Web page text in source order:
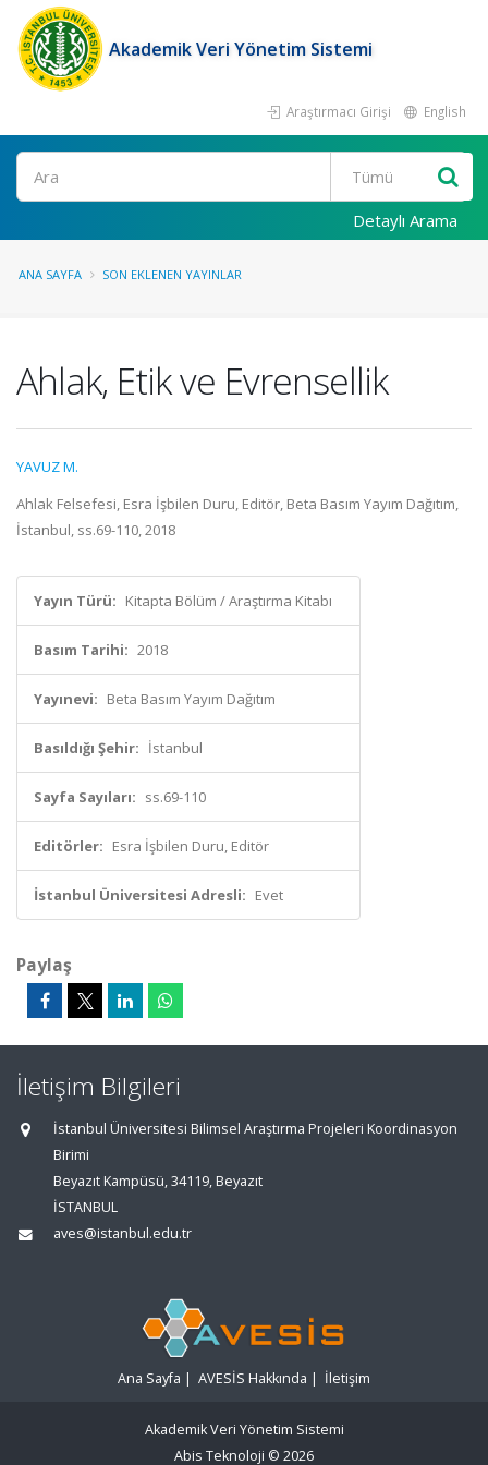
Akademik Veri Yönetim Sistemi
Araştırmacı Girişi English
Ara
Detaylı Arama
ANA SAYFA SON EKLENEN YAYINLAR
Ahlak, Etik ve Evrensellik
YAVUZ M.
Ahlak Felsefesi, Esra İşbilen Duru, Editör, Beta Basım Yayım Dağıtım,
İstanbul, ss.69-110, 2018
Yayın Türü: Kitapta Bölüm / Araştırma Kitabı
Basım Tarihi: 2018
Yayınevi: Beta Basım Yayım Dağıtım
Basıldığı Şehir: İstanbul
Sayfa Sayıları: ss.69-110
Editörler: Esra İşbilen Duru, Editör
İstanbul Üniversitesi Adresli: Evet
Paylaş
İletişim Bilgileri
İstanbul Üniversitesi Bilimsel Araştırma Projeleri Koordinasyon
Birimi
Beyazıt Kampüsü, 34119, Beyazıt
İSTANBUL
aves@istanbul.edu.tr
Ana Sayfa | AVESİS Hakkında | İletişim
Akademik Veri Yönetim Sistemi
Abis Teknoloji © 2026